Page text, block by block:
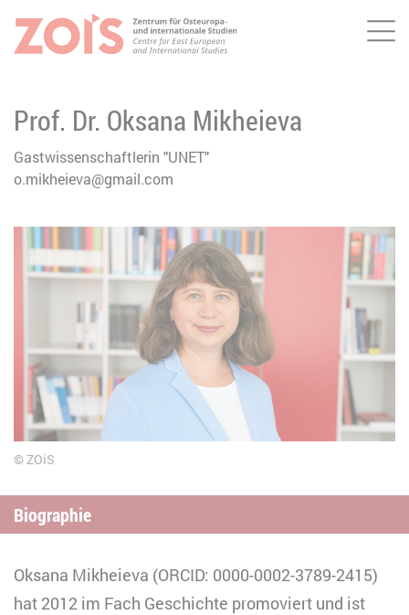
ZUM HAUPTINHALT SPRINGEN
ZUR SUCHE SPRINGEN
Prof. Dr. Oksana Mikheieva
Gastwissenschaftlerin "UNET"
o.mikheieva@gmail.com
ZOiS
Biographie
Oksana Mikheieva (ORCID: 0000-0002-3789-2415)
hat 2012 im Fach Geschichte promoviert und ist